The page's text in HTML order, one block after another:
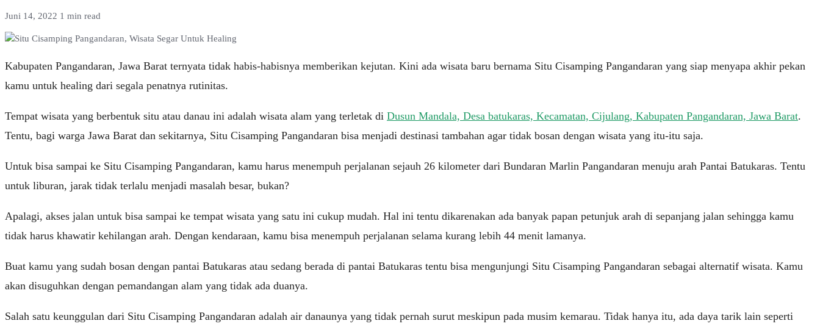
Juni 14, 2022 1 min read
Kabupaten Pangandaran, Jawa Barat ternyata tidak habis-habisnya memberikan kejutan. Kini ada wisata baru bernama Situ Cisamping Pangandaran yang siap menyapa akhir pekan
kamu untuk healing dari segala penatnya rutinitas.
Tempat wisata yang berbentuk situ atau danau ini adalah wisata alam yang terletak di Dusun Mandala, Desa batukaras, Kecamatan, Cijulang, Kabupaten Pangandaran, Jawa Barat.
Tentu, bagi warga Jawa Barat dan sekitarnya, Situ Cisamping Pangandaran bisa menjadi destinasi tambahan agar tidak bosan dengan wisata yang itu-itu saja.
Untuk bisa sampai ke Situ Cisamping Pangandaran, kamu harus menempuh perjalanan sejauh 26 kilometer dari Bundaran Marlin Pangandaran menuju arah Pantai Batukaras. Tentu
untuk liburan, jarak tidak terlalu menjadi masalah besar, bukan?
Apalagi, akses jalan untuk bisa sampai ke tempat wisata yang satu ini cukup mudah. Hal ini tentu dikarenakan ada banyak papan petunjuk arah di sepanjang jalan sehingga kamu
tidak harus khawatir kehilangan arah. Dengan kendaraan, kamu bisa menempuh perjalanan selama kurang lebih 44 menit lamanya.
Buat kamu yang sudah bosan dengan pantai Batukaras atau sedang berada di pantai Batukaras tentu bisa mengunjungi Situ Cisamping Pangandaran sebagai alternatif wisata. Kamu
akan disuguhkan dengan pemandangan alam yang tidak ada duanya.
Salah satu keunggulan dari Situ Cisamping Pangandaran adalah air danaunya yang tidak pernah surut meskipun pada musim kemarau. Tidak hanya itu, ada daya tarik lain seperti